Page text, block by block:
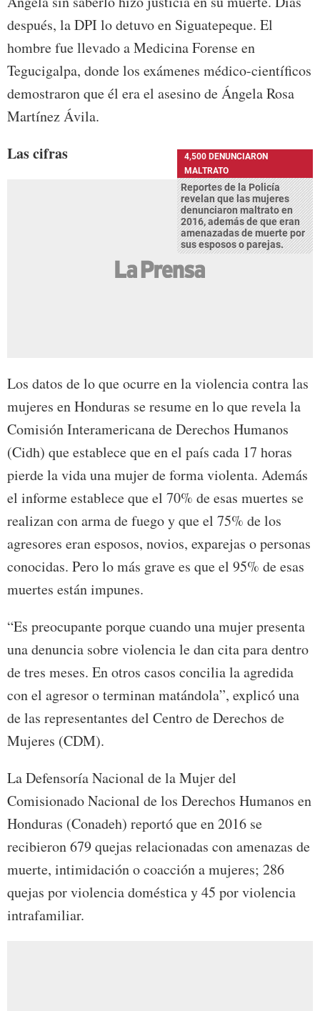
después, la DPI lo detuvo en Siguatepeque. El
hombre fue llevado a Medicina Forense en
Tegucigalpa, donde los exámenes médico-científicos
demostraron que él era el asesino de Ángela Rosa
Martínez Ávila.
4,500 DENUNCIARON
MALTRATO
Reportes de la Policía
revelan que las mujeres
denunciaron maltrato en
2016, además de que eran
amenazadas de muerte por
sus esposos o parejas.
Las cifras
Los datos de lo que ocurre en la violencia contra las
mujeres en Honduras se resume en lo que revela la
Comisión Interamericana de Derechos Humanos
(Cidh) que establece que en el país cada 17 horas
pierde la vida una mujer de forma violenta. Además
el informe establece que el 70% de esas muertes se
realizan con arma de fuego y que el 75% de los
agresores eran esposos, novios, exparejas o personas
conocidas. Pero lo más grave es que el 95% de esas
muertes están impunes.
“Es preocupante porque cuando una mujer presenta
una denuncia sobre violencia le dan cita para dentro
de tres meses. En otros casos concilia la agredida
con el agresor o terminan matándola”, explicó una
de las representantes del Centro de Derechos de
Mujeres (CDM).
La Defensoría Nacional de la Mujer del
Comisionado Nacional de los Derechos Humanos en
Honduras (Conadeh) reportó que en 2016 se
recibieron 679 quejas relacionadas con amenazas de
muerte, intimidación o coacción a mujeres; 286
quejas por violencia doméstica y 45 por violencia
intrafamiliar.